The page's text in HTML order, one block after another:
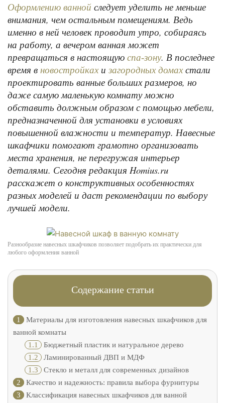
Оформлению ванной следует уделить не меньше
внимания, чем остальным помещениям. Ведь
именно в ней человек проводит утро, собираясь
на работу, а вечером ванная может
превращаться в настоящую спа-зону. В последнее
время в новостройкахи загородных домахстали
проектировать ванные больших размеров, но
даже самую маленькую комнату можно
обставить должным образом с помощью мебели,
предназначенной для установки в условиях
повышенной влажности и температур. Навесные
шкафчики помогают грамотно организовать
места хранения, не перегружая интерьер
деталями. Сегодня редакция Homius.ru
расскажет о конструктивных особенностях
разных моделей и даст рекомендации по выбору
лучшей модели.
Разнообразие навесных шкафчиков позволяет подобрать их практически для
любого оформления ванной
Содержание статьи
1
Материалы для изготовления навесных шкафчиков для
ванной комнаты
1.1 Бюджетный пластик и натуральное дерево
1.2 Ламинированный ДВП и МДФ
1.3 Стекло и металл для современных дизайнов
2
Качество и надежность: правила выбора фурнитуры
3
Классификация навесных шкафчиков для ванной